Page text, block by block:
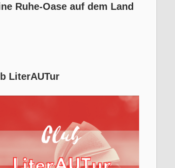
Ruhe-Oase auf dem Land
LiterAUTur